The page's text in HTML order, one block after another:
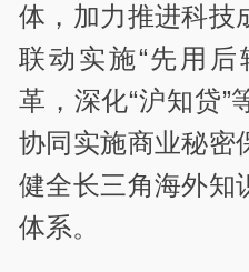
体，加力推进科技
联动实施“先用后
革，深化“沪知贷”
协同实施商业秘密
健全长三角海外知
体系。